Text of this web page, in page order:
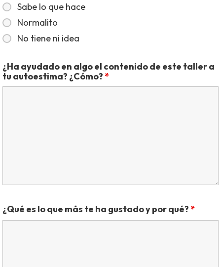
Sabe lo que hace
Normalito
No tiene ni idea
¿Ha ayudado en algo el contenido de este taller a
tu autoestima? ¿Cómo? *
¿Qué es lo que más te ha gustado y por qué? *